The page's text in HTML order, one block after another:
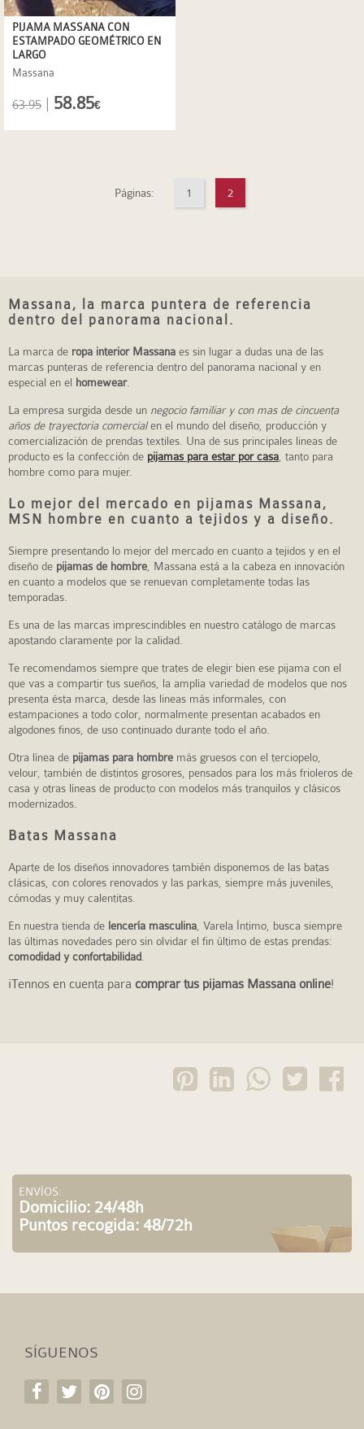
PIJAMA MASSANA CON
ESTAMPADO GEOMÉTRICO EN
LARGO
Massana
63.95 58.85€
Páginas: 1 2
Massana, la marca puntera de referencia
dentro del panorama nacional.
La marca de ropa interior Massana es sin lugar a dudas una de las
marcas punteras de referencia dentro del panorama nacional y en
especial en el homewear.
La empresa surgida desde un negocio familiar y con mas de cincuenta
años de trayectoria comercialen el mundo del diseño, producción y
comercialización de prendas textiles. Una de sus principales lineas de
producto es la confección de pijamas para estar por casa , tanto para
hombre como para mujer.
Lo mejor del mercado en pijamas Massana,
MSN hombre en cuanto a tejidos y a diseño.
Siempre presentando lo mejor del mercado en cuanto a tejidos y en el
diseño de pijamas de hombre , Massana está a la cabeza en innovación
en cuanto a modelos que se renuevan completamente todas las
temporadas.
Es una de las marcas imprescindibles en nuestro catálogo de marcas
apostando claramente por la calidad.
Te recomendamos siempre que trates de elegir bien ese pijama con el
que vas a compartir tus sueños, la amplía variedad de modelos que nos
presenta ésta marca, desde las lineas más informales, con
estampaciones a todo color, normalmente presentan acabados en
algodones finos, de uso continuado durante todo el año.
Otra línea de pijamas para hombre más gruesos con el terciopelo,
velour, también de distintos grosores, pensados para los más frioleros de
casa y otras líneas de producto con modelos más tranquilos y clásicos
modernizados.
Batas Massana
Aparte de los diseños innovadores también disponemos de las batas
clásicas, con colores renovados y las parkas, siempre más juveniles,
cómodas y muy calentitas.
En nuestra tienda de lencería masculina , Varela Íntimo, busca siempre
las últimas novedades pero sin olvidar el fin último de estas prendas:
comodidad y confortabilidad
¡Tennos en cuenta para comprar tus pijamas Massana online!
ENVÍOS:
Domicilio: 24/48h
Puntos recogida: 48/72h
SÍGUENOS